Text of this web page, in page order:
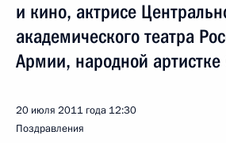
и кино, актрисе
академического театра
Армии, народной
20 июля 2011 года 12:30
Поздравления